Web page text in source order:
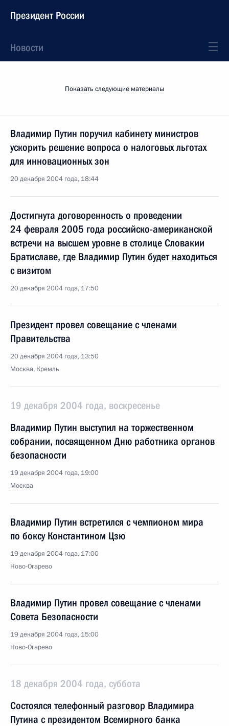
Президент России
Новости
Показать следующие материалы
Владимир Путин поручил кабинету министров
ускорить решение вопроса о налоговых льготах
для инновационных зон
20 декабря 2004 года, 18:44
Достигнута договоренность о проведении
24 февраля 2005 года российско-американской
встречи на высшем уровне в столице Словакии
Братиславе, где Владимир Путин будет находиться
с визитом
20 декабря 2004 года, 17:50
Президент провел совещание с членами
Правительства
20 декабря 2004 года, 13:50
Москва, Кремль
19 декабря 2004 года, воскресенье
Владимир Путин выступил на торжественном
собрании, посвященном Дню работника органов
безопасности
19 декабря 2004 года, 19:00
Москва
Владимир Путин встретился с чемпионом мира
по боксу Константином Цзю
19 декабря 2004 года, 17:00
Ново-Огарево
Владимир Путин провел совещание с членами
Совета Безопасности
19 декабря 2004 года, 15:00
Ново-Огарево
18 декабря 2004 года, суббота
Состоялся телефонный разговор Владимира
Путина с президентом Всемирного банка